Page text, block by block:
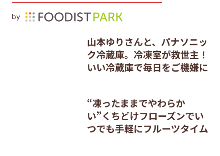
by
山本ゆりさんと、パナソニッ
ク冷蔵庫。冷凍室が救世主！
いい冷蔵庫で毎日をご機嫌に
い”くちどけフローズンでい
つでも手軽にフルーツタイム
【沖縄バニラシロップ大使】